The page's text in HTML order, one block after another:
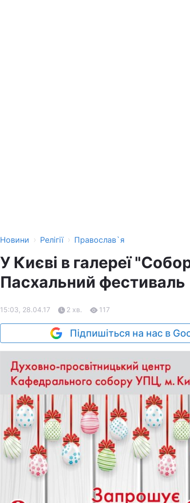
Новини › Релігії › Православ`я
У Києві в галереї
Пасхальний фестиваль
15:03, 28.04.17 2 хв. 117
Підпишіться на нас в